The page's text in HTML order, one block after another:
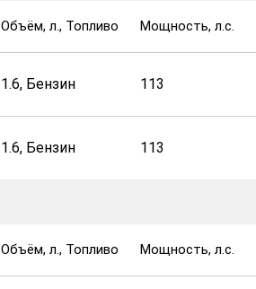
Объём, л., Топливо Мощность, л.с.
1.6, Бензин 113
1.6, Бензин 113
Объём, л., Топливо Мощность, л.с.